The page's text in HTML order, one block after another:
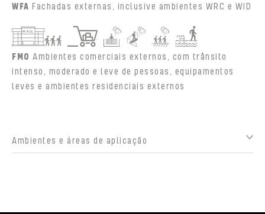
WFA Fachadas externas, inclusive ambientes WRC e WID
FMO Ambientes comerciais externos, com trânsito
intenso, moderado e leve de pessoas, equipamentos
leves e ambientes residenciais externos
Ambientes e áreas de aplicação